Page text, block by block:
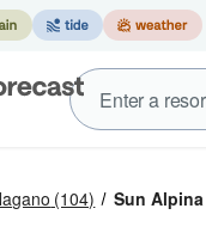
(104) Sun